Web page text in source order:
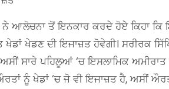
ਆਲੋਚਨਾ ਤੋਂ ਇਨਕਾਰ ਕਰਦੇ ਹੋਏ ਕਿਹਾ ਕਿ
ਖੇਡਣ ਦੀ ਇਜਾਜ਼ਤ ਹੋਵੇਗੀ। ਸਰੀਰਕ
ਸਾਰੇ ਪਹਿਲੂਆਂ ‘ਚ ਇਸਲਾਮਿਕ ਅਮੀਰਾਤ
ਨੂੰ ਖੇਡਾਂ ‘ਚ ਜੋ ਵੀ ਇਜਾਜ਼ਤ ਹੈ, ਅਸੀਂ